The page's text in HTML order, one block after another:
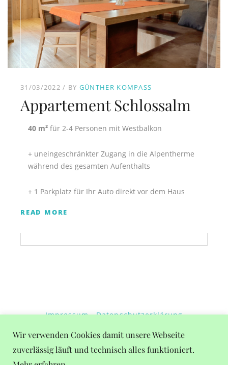
31/03/2022 BY GÜNTHER KOMPASS
Appartement Schlossalm
40 m² für 2-4 Personen mit Westbalkon
+ uneingeschränkter Zugang in die Alpentherme
während des gesamten Aufenthalts
+ 1 Parkplatz für Ihr Auto direkt vor dem Haus
READ MORE
Impressum Datenschutzerklärung
Wetter in Gastein
Wir verwenden Cookies damit unsere Webseite
zuverlässig läuft und technisch alles funktioniert.